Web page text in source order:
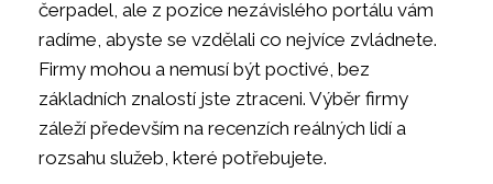
čerpadel, ale z pozice nezávislého portálu vám
radíme, abyste se vzdělali co nejvíce zvládnete.
Firmy mohou a nemusí být poctivé, bez
základních znalostí jste ztraceni. Výběr firmy
záleží především na recenzích reálných lidí a
rozsahu služeb, které potřebujete.